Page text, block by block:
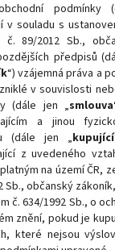
podmínky
v souladu s
č. 89/2012 Sb.,
předpisů
“) vzájemná práva a
v souvislosti
(dále jen „smlouva
a jinou
(dále jen „kupující
z uvedeného
na území ČR,
Sb., občanský
č. 634/1992 Sb., o
znění, pokud je
které nejsou